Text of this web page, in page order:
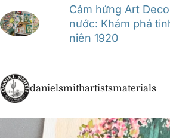
Cảm hứng Art
nước: Khám phá
niên 1920
danielsmithartistsmaterials